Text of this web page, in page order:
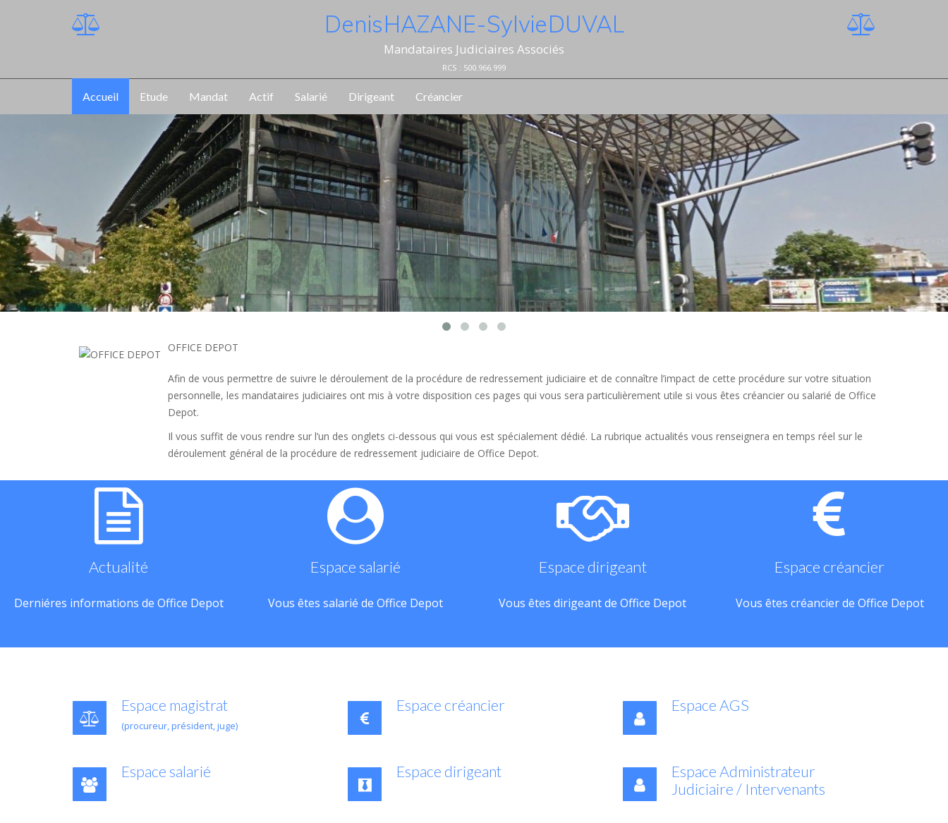
Denis HAZANE - Sylvie DUVAL
Mandataires Judiciaires Associés
RCS : 500.966.999
Accueil Etude Mandat Actif Salarié Dirigeant Créancier
OFFICE DEPOT
Afin de vous permettre de suivre le déroulement de la procédure de redressement judiciaire et de connaître l’impact de cette procédure sur votre situation
personnelle, les mandataires judiciaires ont mis à votre disposition ces pages qui vous sera particulièrement utile si vous êtes créancier ou salarié de Office
Depot.
Il vous suffit de vous rendre sur l’un des onglets ci-dessous qui vous est spécialement dédié. La rubrique actualités vous renseignera en temps réel sur le
déroulement général de la procédure de redressement judiciaire de Office Depot.
Actualité
Derniéres informations de Office Depot
Espace salarié
Vous êtes salarié de Office Depot
Espace dirigeant
Vous êtes dirigeant de Office Depot
Espace créancier
Vous êtes créancier de Office Depot
Espace magistrat
(procureur, président, juge)
Espace créancier Espace AGS
Espace salarié Espace dirigeant
Espace Administrateur
Judiciaire / Intervenants